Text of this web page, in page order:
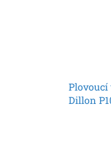
Plovoucí
Dillon